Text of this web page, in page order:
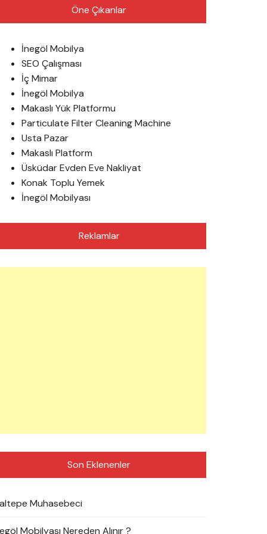
Öne Çıkanlar
İnegöl Mobilya
SEO Çalışması
İç Mimar
İnegöl Mobilya
Makaslı Yük Platformu
Particulate Filter Cleaning Machine
Usta Pazar
Makaslı Platform
Üsküdar Evden Eve Nakliyat
Konak Toplu Yemek
İnegöl Mobilyası
Reklamlar
Son Eklenenler
Muhasebeci
Mobilyası Nereden Alınır ?